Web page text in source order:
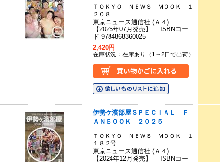
ＴＯＫＹＯ ＮＥＷＳ ＭＯＯＫ １
２０８
東京ニュース通信社 (Ａ４)
【2025年07月発売】 ISBNコー
ド 9784868360025
2,420円
在庫状況：在庫あり（1～2日で出荷）
伊勢ケ濱部屋ＳＰＥＣＩＡＬ Ｆ
ＡＮＢＯＯＫ ２０２５
ＴＯＫＹＯ ＮＥＷＳ ＭＯＯＫ １
１８２号
東京ニュース通信社 (Ａ４)
【2024年12月発売】 ISBNコー